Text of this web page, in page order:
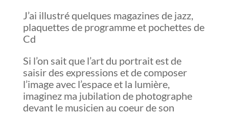
J’ai illustré quelques magazines de jazz,
plaquettes de programme et pochettes de
Cd
Si l’on sait que l’art du portrait est de
saisir des expressions et de composer
l’image avec l’espace et la lumière,
imaginez ma jubilation de photographe
devant le musicien au coeur de son